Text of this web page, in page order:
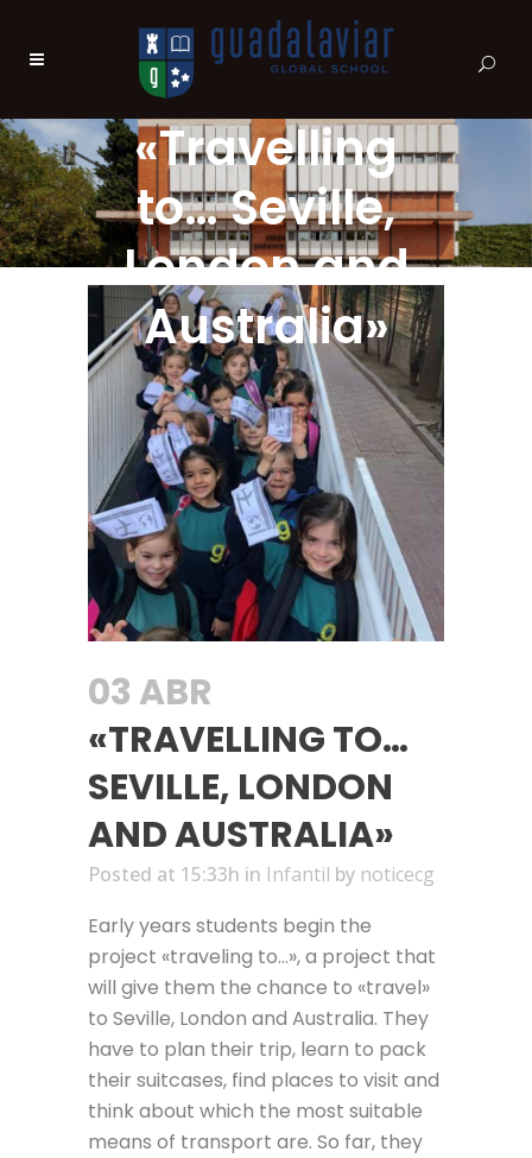
«Travelling
to… Seville,
London and
Australia»
03 ABR
«TRAVELLING TO…
SEVILLE, LONDON
AND AUSTRALIA»
Posted at 15:33h in Infantil by noticecg
Early years students begin the
project «traveling to…», a project that
will give them the chance to «travel»
to Seville, London and Australia. They
have to plan their trip, learn to pack
their suitcases, find places to visit and
think about which the most suitable
means of transport are. So far, they